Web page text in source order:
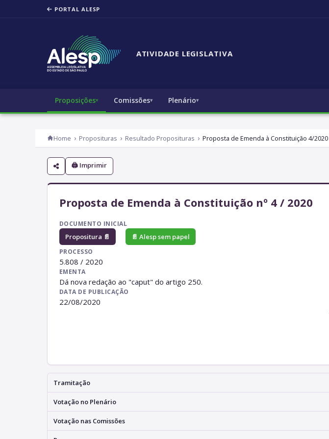
PORTAL ALESP
ATIVIDADE LEGISLATIVA
Proposições Comissões Plenário
Home Proposituras Resultado Proposituras Proposta de Emenda à Constituição 4/2020
🖨 Imprimir
Proposta de Emenda à Constituição nº 4 / 2020
DOCUMENTO INICIAL
Propositura 📄 📄 Alesp sem papel
PROCESSO
5.808 / 2020
EMENTA
Dá nova redação ao "caput" do artigo 250.
DATA DE PUBLICAÇÃO
22/08/2020
Tramitação
Votação no Plenário
Votação nas Comissões